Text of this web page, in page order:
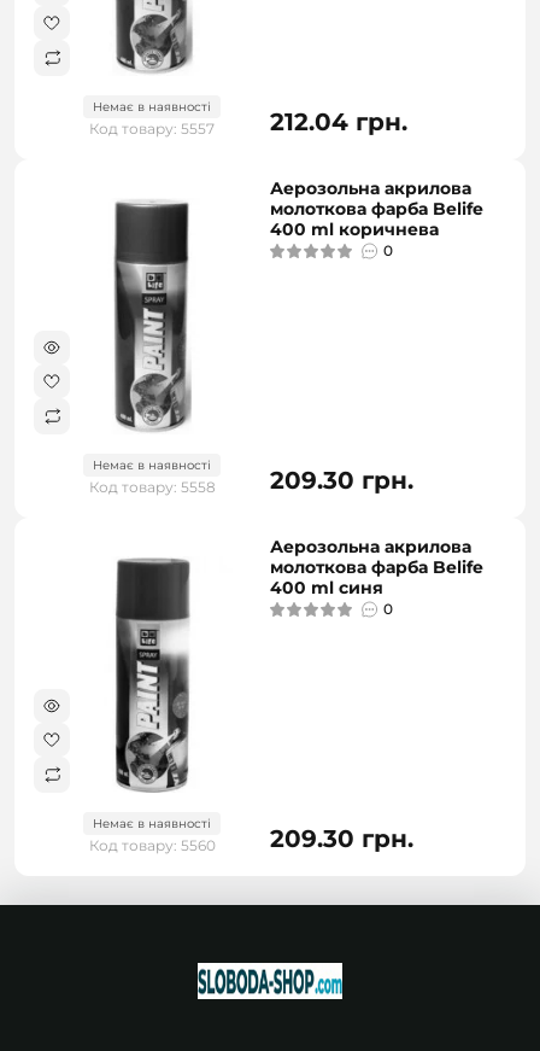
Немає в наявності
Код товару: 5557 212.04 грн.
Немає в наявності
Код товару: 5558
Аерозольна акрилова
молоткова фарба Belife
400 ml коричнева
0
209.30 грн.
Немає в наявності
Код товару: 5560
Аерозольна акрилова
молоткова фарба Belife
400 ml синя
0
209.30 грн.